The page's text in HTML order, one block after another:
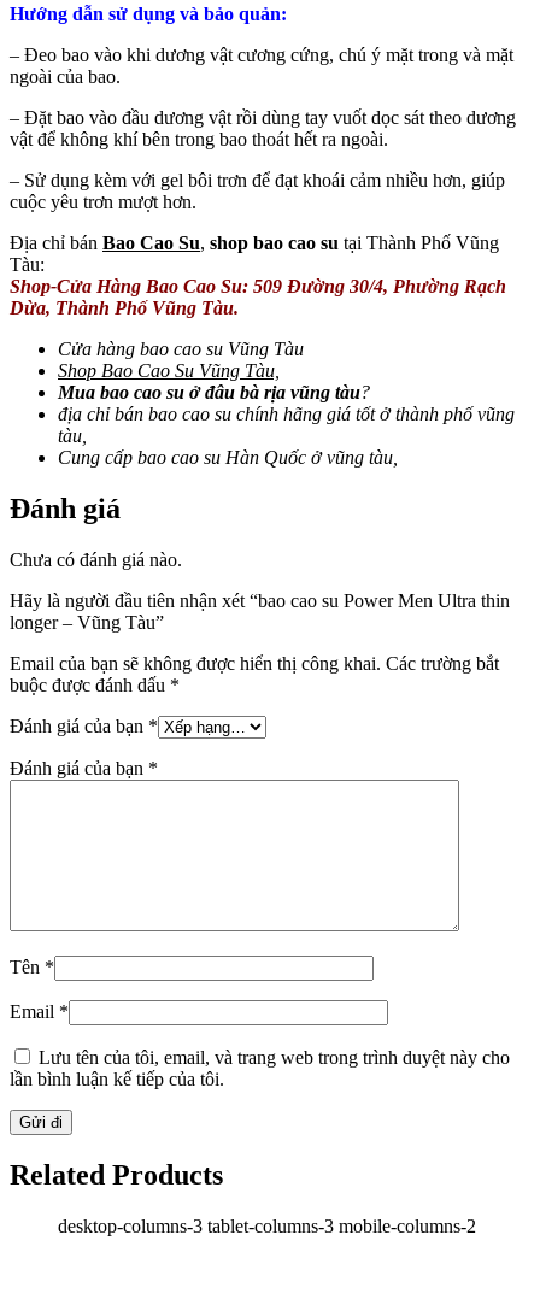
Hướng dẫn sử dụng và bảo quản:
– Đeo bao vào khi dương vật cương cứng, chú ý mặt trong và mặt
ngoài của bao.
– Đặt bao vào đầu dương vật rồi dùng tay vuốt dọc sát theo dương
vật để không khí bên trong bao thoát hết ra ngoài.
– Sử dụng kèm với gel bôi trơn để đạt khoái cảm nhiều hơn, giúp
cuộc yêu trơn mượt hơn.
Địa chỉ bán Bao Cao Su, shop bao cao su tại Thành Phố Vũng
Tàu:
Shop-Cửa Hàng Bao Cao Su: 509 Đường 30/4, Phường Rạch
Dừa, Thành Phố Vũng Tàu.
Cửa hàng bao cao su Vũng Tàu
Shop Bao Cao Su Vũng Tàu,
Mua bao cao su ở đâu bà rịa vũng tàu?
địa chỉ bán bao cao su chính hãng giá tốt ở thành phố vũng
tàu,
Cung cấp bao cao su Hàn Quốc ở vũng tàu,
Đánh giá
Chưa có đánh giá nào.
Hãy là người đầu tiên nhận xét “bao cao su Power Men Ultra thin
longer – Vũng Tàu”
Email của bạn sẽ không được hiển thị công khai. Các trường bắt
buộc được đánh dấu *
Đánh giá của bạn *
Đánh giá của bạn *
Tên *
Email *
Lưu tên của tôi, email, và trang web trong trình duyệt này cho
lần bình luận kế tiếp của tôi.
Related Products
desktop-columns-3 tablet-columns-3 mobile-columns-2